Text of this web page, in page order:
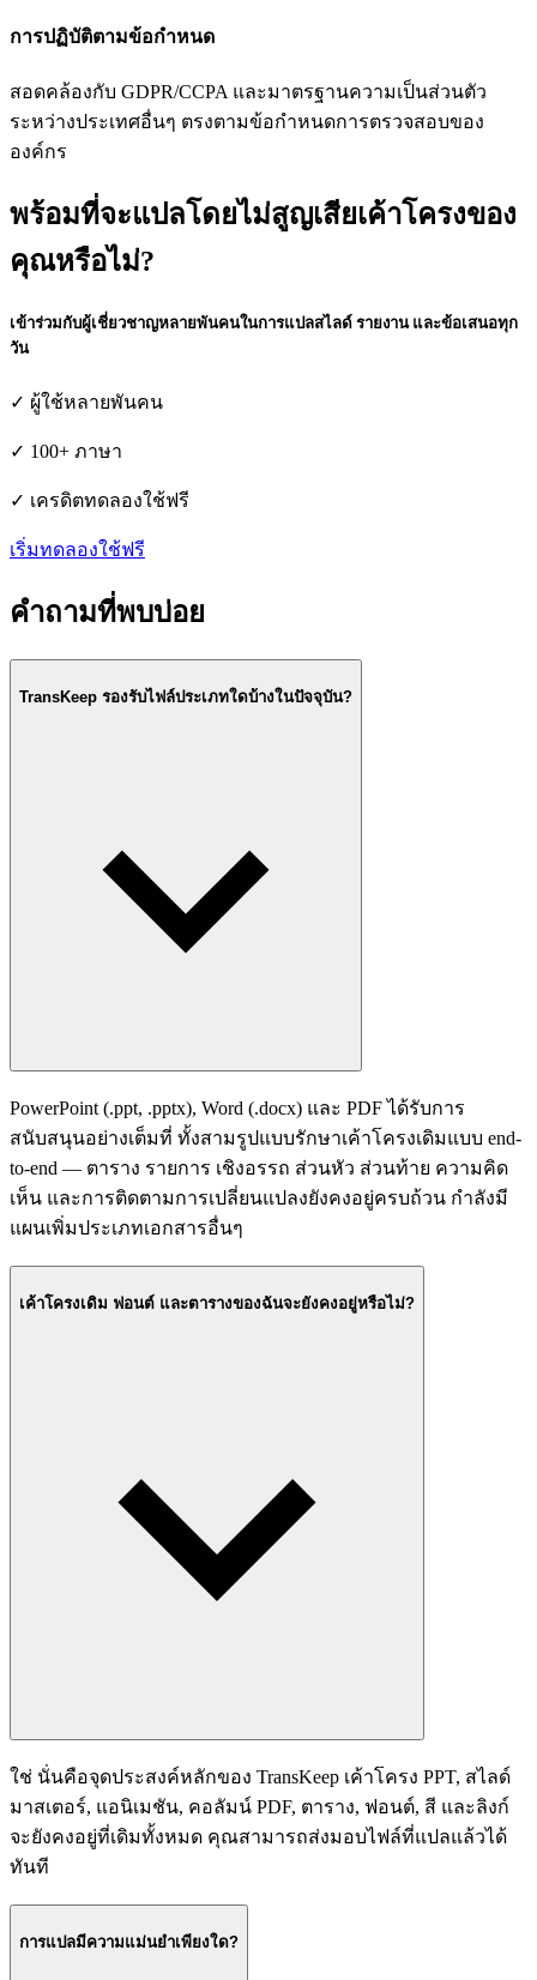
การปฏิบัติตามข้อกำหนด
สอดคล้องกับ GDPR/CCPA และมาตรฐานความเป็นส่วนตัว
ระหว่างประเทศอื่นๆ ตรงตามข้อกำหนดการตรวจสอบของ
องค์กร
พร้อมที่จะแปลโดยไม่สูญเสียเค้าโครงของ
คุณหรือไม่?
เข้าร่วมกับผู้เชี่ยวชาญหลายพันคนในการแปลสไลด์ รายงาน และข้อเสนอทุก
วัน
✓ ผู้ใช้หลายพันคน
✓ 100+ ภาษา
✓ เครดิตทดลองใช้ฟรี
เริ่มทดลองใช้ฟรี
คำถามที่พบบ่อย
TransKeep รองรับไฟล์ประเภทใดบ้างในปัจจุบัน?
PowerPoint (.ppt, .pptx), Word (.docx) และ PDF ได้รับการ
สนับสนุนอย่างเต็มที่ ทั้งสามรูปแบบรักษาเค้าโครงเดิมแบบ end-
to-end — ตาราง รายการ เชิงอรรถ ส่วนหัว ส่วนท้าย ความคิด
เห็น และการติดตามการเปลี่ยนแปลงยังคงอยู่ครบถ้วน กำลังมี
แผนเพิ่มประเภทเอกสารอื่นๆ
เค้าโครงเดิม ฟอนต์ และตารางของฉันจะยังคงอยู่หรือไม่?
ใช่ นั่นคือจุดประสงค์หลักของ TransKeep เค้าโครง PPT, สไลด์
มาสเตอร์, แอนิเมชัน, คอลัมน์ PDF, ตาราง, ฟอนต์, สี และลิงก์
จะยังคงอยู่ที่เดิมทั้งหมด คุณสามารถส่งมอบไฟล์ที่แปลแล้วได้
ทันที
การแปลมีความแม่นยำเพียงใด?